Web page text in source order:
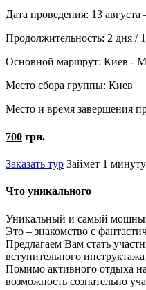
Дата проведения: 13
Продолжительность: 2 дня /
Основной маршрут: Киев -
Место сбора группы: Киев
Место и время завершения
700 грн.
Заказать тур Займет 1 минуту
Что уникального
Уникальный и самый
Это – знакомство с
Предлагаем Вам стать
вступительного
Помимо активного отдыха
возможность сознательно